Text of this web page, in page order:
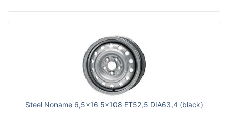
Steel Noname 6,5x16 5x108 ET52,5 DIA63,4 (black)